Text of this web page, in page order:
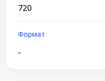
720
Формат
-